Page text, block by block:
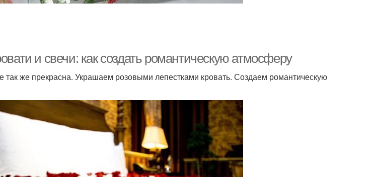
и свечи: как создать романтическую атмосферу
так же прекрасна. Украшаем розовыми лепестками кровать. Создаем романтическую